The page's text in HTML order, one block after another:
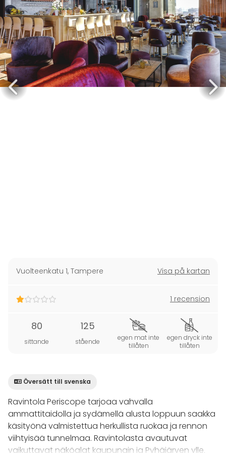
Vuolteenkatu 1, Tampere Visa på kartan
1 recension
80
sittande
125
stående
egen mat inte
tillåten
egen dryck inte
tillåten
Översätt till svenska
Ravintola Periscope tarjoaa vahvalla
ammattitaidolla ja sydämellä alusta loppuun saakka
käsityönä valmistettua herkullista ruokaa ja rennon
viihtyisää tunnelmaa. Ravintolasta avautuvat
vaikuttavat näköalat kaupungin ja Pyhäjärven ylle.